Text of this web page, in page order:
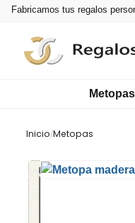
Fabricamos tus regalos
Metopas
Inicio/Metopas